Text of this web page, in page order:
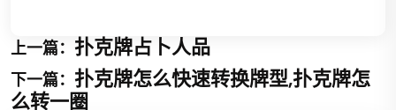
上一篇： 扑克牌占卜人品
下一篇： 扑克牌怎么快速转换牌型,扑克牌怎
么转一圈